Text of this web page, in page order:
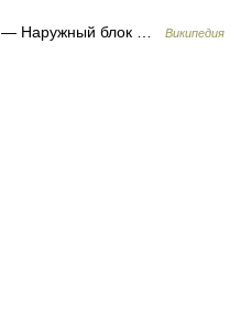
— Наружный блок … Википедия